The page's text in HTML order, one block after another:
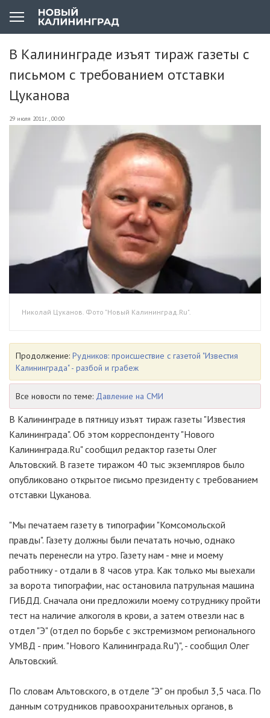
В Калининграде изъят тираж газеты с
письмом с требованием отставки
Цуканова
29 июля 2011г., 00:00
Николай Цуканов. Фото "Новый Калининград.Ru".
Продолжение: Рудников: происшествие с газетой "Известия
Калининграда" - разбой и грабеж
Все новости по теме: Давление на СМИ
В Калининграде в пятницу изъят тираж газеты "Известия
Калининграда". Об этом корреспонденту "Нового
Калининграда.Ru" сообщил редактор газеты Олег
Альтовский. В газете тиражом 40 тыс экземпляров было
опубликовано открытое письмо президенту с требованием
отставки Цуканова.
"Мы печатаем газету в типографии "Комсомольской
правды". Газету должны были печатать ночью, однако
печать перенесли на утро. Газету нам - мне и моему
работнику - отдали в 8 часов утра. Как только мы выехали
за ворота типографии, нас остановила патрульная машина
ГИБДД. Сначала они предложили моему сотруднику пройти
тест на наличие алкоголя в крови, а затем отвезли нас в
отдел "Э" (отдел по борьбе с экстремизмом регионального
УМВД - прим. "Нового Калининграда.Ru")", - сообщил Олег
Альтовский.
По словам Альтовского, в отделе "Э" он пробыл 3,5 часа. По
данным сотрудников правоохранительных органов, в